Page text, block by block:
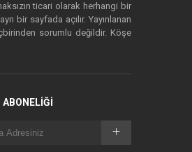
ticari olarak herhangi bir
bir sayfada açılır. Yayınlanan
sorumlu değildir. Köşe
ABONELİĞİ